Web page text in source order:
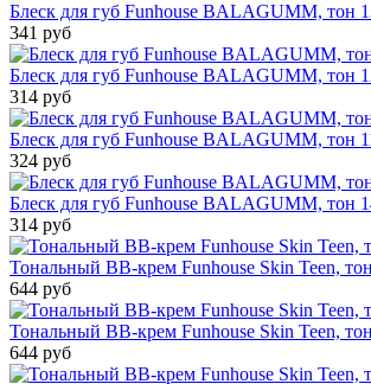
Блеск для губ Funhouse BALAGUMM, тон
341 руб
Блеск для губ Funhouse BALAGUMM, тон
314 руб
Блеск для губ Funhouse BALAGUMM, тон
324 руб
Блеск для губ Funhouse BALAGUMM, тон
314 руб
Тональный BB-крем Funhouse Skin Teen,
644 руб
Тональный BB-крем Funhouse Skin Teen,
644 руб